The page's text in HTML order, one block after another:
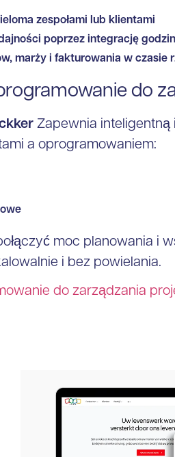
zespołami lub klientami
poprzez integrację
marży i fakturowania w czasie
do
Zapewnia inteligentną
a oprogramowaniem:
moc planowania i
i bez powielania.
do zarządzania